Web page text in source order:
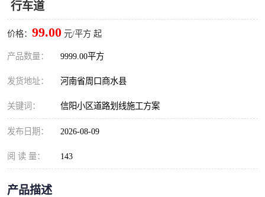
行车道
价格： 99.00 元/平方 起
产品数量： 9999.00平方
发货地址： 河南省周口商水县
关键词： 信阳小区道路划线施工方案
发布日期： 2026-08-09
阅 读 量： 143
产品描述